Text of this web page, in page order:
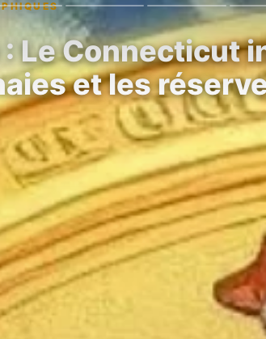
Le Connecticut
et les